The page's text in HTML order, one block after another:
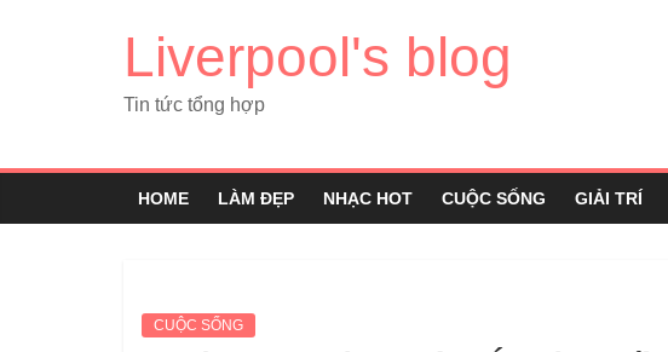
Liverpool's blog
Tin tức tổng hợp
HOME LÀM ĐẸP NHẠC HOT CUỘC SỐNG GIẢI TRÍ
CUỘC SỐNG